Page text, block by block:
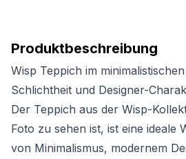
Produktbeschreibung
Wisp Teppich im
Schlichtheit und Designer-
Der Teppich aus der Wisp-
Foto zu sehen ist, ist eine ideale
von Minimalismus, modernem